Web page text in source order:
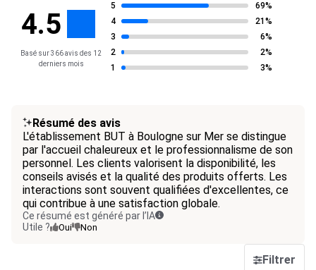
4.5
Basé sur 366 avis des 12
derniers mois
5
69%
4
21%
3
6%
2
2%
1
3%
Résumé des avis
L'établissement BUT à Boulogne sur Mer se distingue
par l'accueil chaleureux et le professionnalisme de son
personnel. Les clients valorisent la disponibilité, les
conseils avisés et la qualité des produits offerts. Les
interactions sont souvent qualifiées d'excellentes, ce
qui contribue à une satisfaction globale.
Ce résumé est généré par l’IA
Utile ?
Oui Non
Filtrer